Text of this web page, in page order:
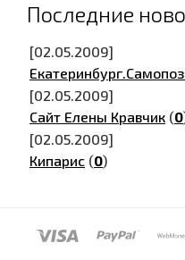
Последние
[02.05.2009]
[02.05.2009]
Сайт Елены Кравчик (0
[02.05.2009]
Кипарис (0)